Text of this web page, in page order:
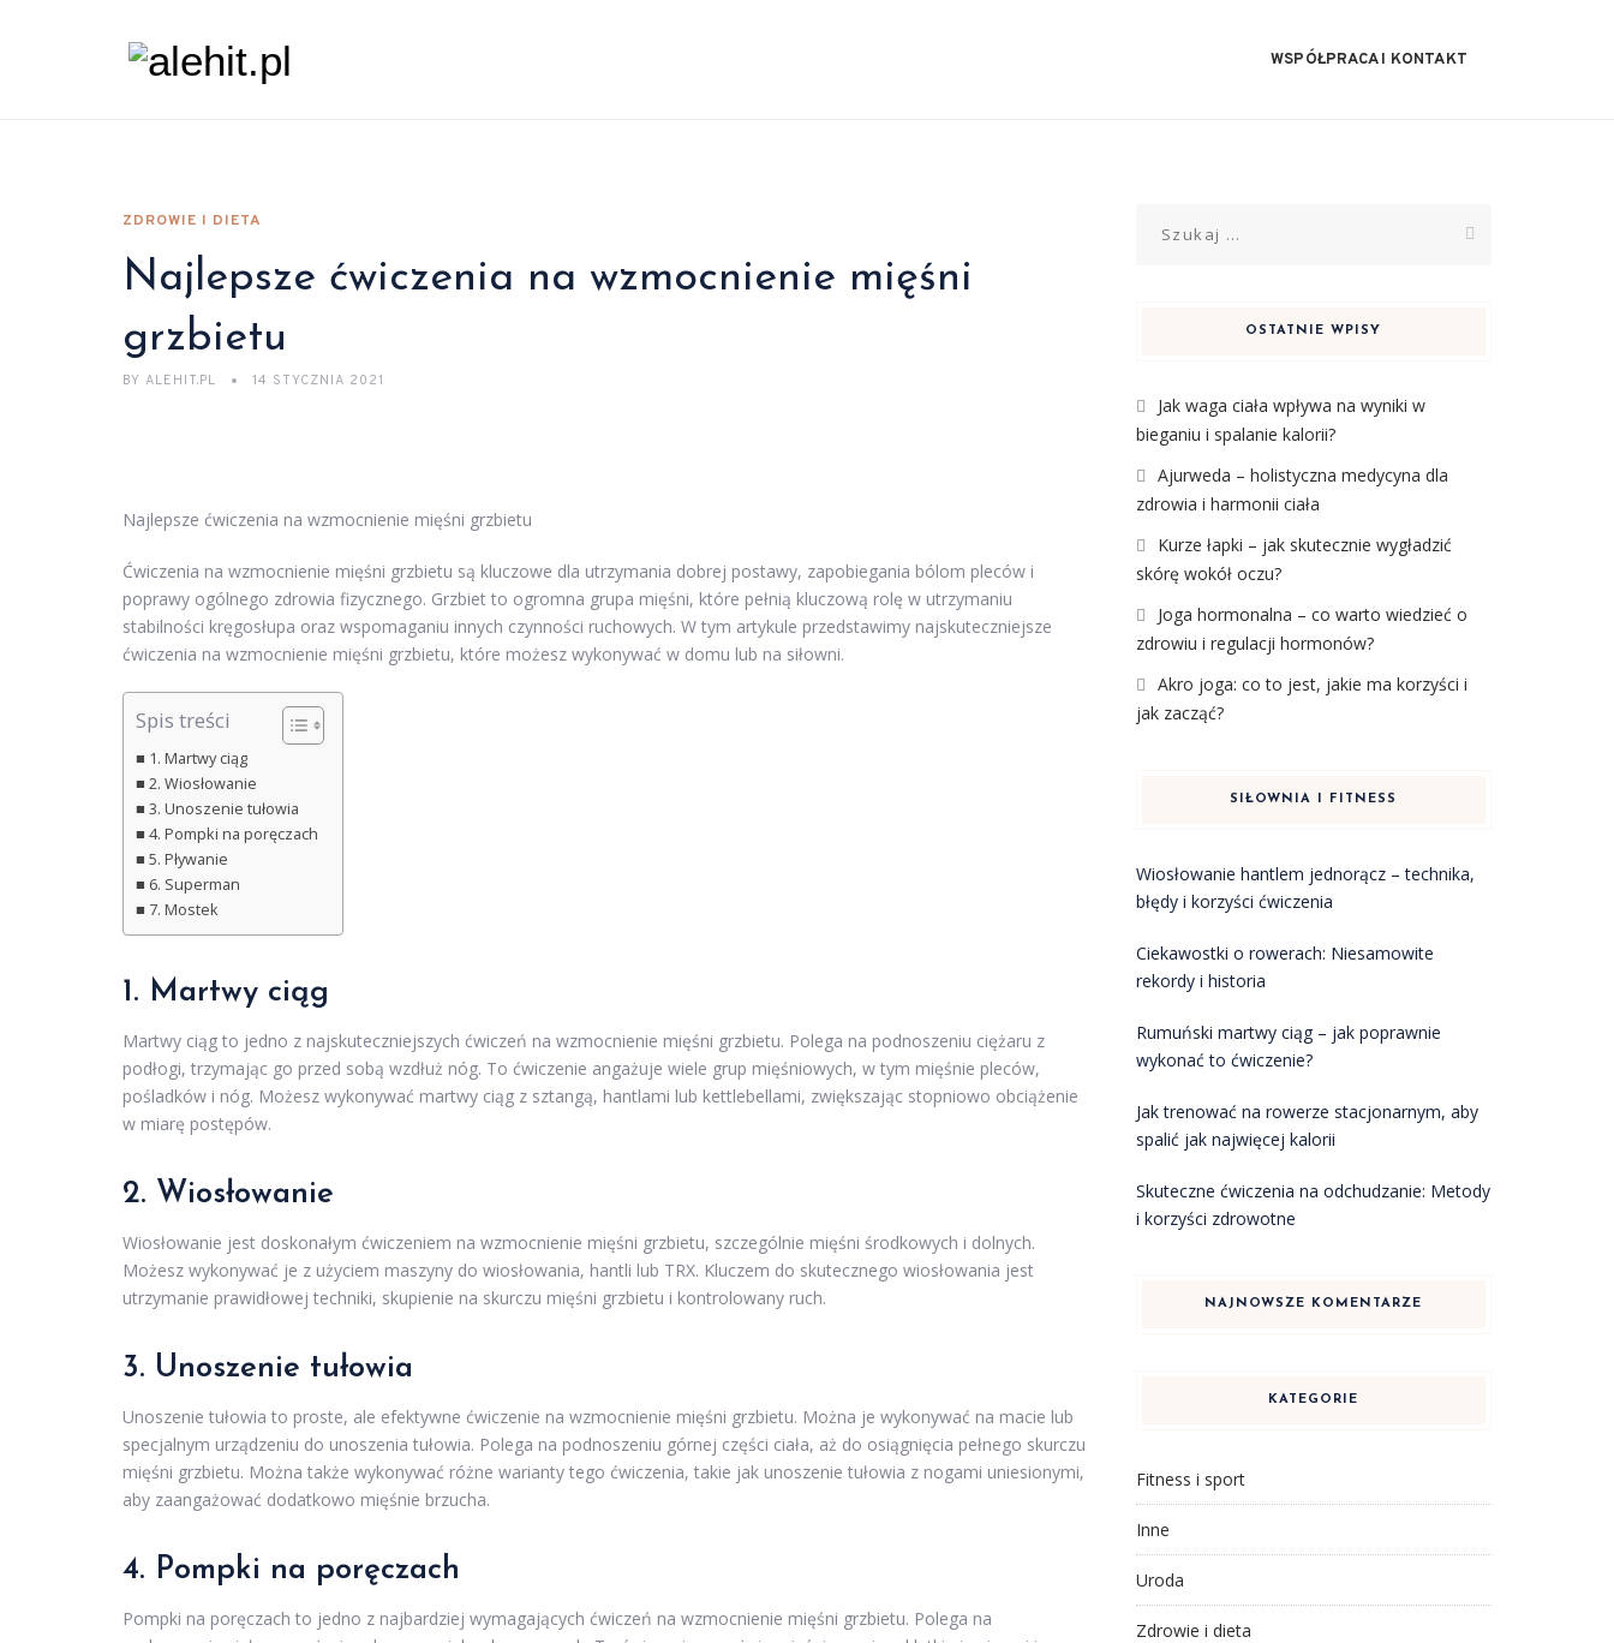
WSPÓŁPRACA I KONTAKT
ZDROWIE I DIETA
Najlepsze ćwiczenia na wzmocnienie mięśni
grzbietu
BY ALEHIT.PL 14 STYCZNIA 2021
Najlepsze ćwiczenia na wzmocnienie mięśni grzbietu
Ćwiczenia na wzmocnienie mięśni grzbietu są kluczowe dla utrzymania dobrej postawy, zapobiegania bólom pleców i
poprawy ogólnego zdrowia fizycznego. Grzbiet to ogromna grupa mięśni, które pełnią kluczową rolę w utrzymaniu
stabilności kręgosłupa oraz wspomaganiu innych czynności ruchowych. W tym artykule przedstawimy najskuteczniejsze
ćwiczenia na wzmocnienie mięśni grzbietu, które możesz wykonywać w domu lub na siłowni.
Spis treści
1. Martwy ciąg
2. Wiosłowanie
3. Unoszenie tułowia
4. Pompki na poręczach
5. Pływanie
6. Superman
7. Mostek
1. Martwy ciąg
Martwy ciąg to jedno z najskuteczniejszych ćwiczeń na wzmocnienie mięśni grzbietu. Polega na podnoszeniu ciężaru z
podłogi, trzymając go przed sobą wzdłuż nóg. To ćwiczenie angażuje wiele grup mięśniowych, w tym mięśnie pleców,
pośladków i nóg. Możesz wykonywać martwy ciąg z sztangą, hantlami lub kettlebellami, zwiększając stopniowo obciążenie
w miarę postępów.
2. Wiosłowanie
Wiosłowanie jest doskonałym ćwiczeniem na wzmocnienie mięśni grzbietu, szczególnie mięśni środkowych i dolnych.
Możesz wykonywać je z użyciem maszyny do wiosłowania, hantli lub TRX. Kluczem do skutecznego wiosłowania jest
utrzymanie prawidłowej techniki, skupienie na skurczu mięśni grzbietu i kontrolowany ruch.
3. Unoszenie tułowia
Unoszenie tułowia to proste, ale efektywne ćwiczenie na wzmocnienie mięśni grzbietu. Można je wykonywać na macie lub
specjalnym urządzeniu do unoszenia tułowia. Polega na podnoszeniu górnej części ciała, aż do osiągnięcia pełnego skurczu
mięśni grzbietu. Można także wykonywać różne warianty tego ćwiczenia, takie jak unoszenie tułowia z nogami uniesionymi,
aby zaangażować dodatkowo mięśnie brzucha.
4. Pompki na poręczach
Pompki na poręczach to jedno z najbardziej wymagających ćwiczeń na wzmocnienie mięśni grzbietu. Polega na
OSTATNIE WPISY
Jak waga ciała wpływa na wyniki w
bieganiu i spalanie kalorii?
Ajurweda – holistyczna medycyna dla
zdrowia i harmonii ciała
Kurze łapki – jak skutecznie wygładzić
skórę wokół oczu?
Joga hormonalna – co warto wiedzieć o
zdrowiu i regulacji hormonów?
Akro joga: co to jest, jakie ma korzyści i
jak zacząć?
SIŁOWNIA I FITNESS
Wiosłowanie hantlem jednorącz – technika,
błędy i korzyści ćwiczenia
Ciekawostki o rowerach: Niesamowite
rekordy i historia
Rumuński martwy ciąg – jak poprawnie
wykonać to ćwiczenie?
Jak trenować na rowerze stacjonarnym, aby
spalić jak najwięcej kalorii
Skuteczne ćwiczenia na odchudzanie: Metody
i korzyści zdrowotne
NAJNOWSZE KOMENTARZE
KATEGORIE
Fitness i sport
Inne
Uroda
Zdrowie i dieta